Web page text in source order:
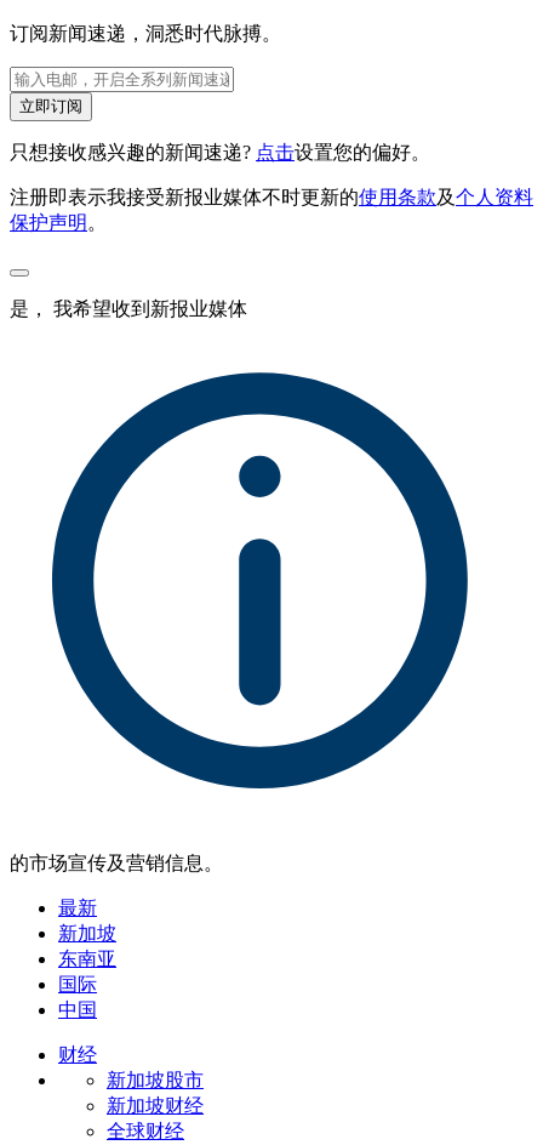
订阅新闻速递，洞悉时代脉搏。
立即订阅
只想接收感兴趣的新闻速递? 点击设置您的偏好。
注册即表示我接受新报业媒体不时更新的使用条款及个人资料
保护声明 。
是， 我希望收到新报业媒体
的市场宣传及营销信息。
最新
新加坡
东南亚
国际
中国
财经
新加坡股市
新加坡财经
全球财经